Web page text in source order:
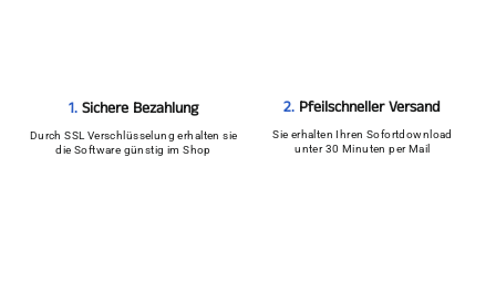
1.Sichere Bezahlung
Durch SSL Verschlüsselung erhalten sie
die Software günstig im Shop
2. Pfeilschneller Versand
Sie erhalten Ihren Sofortdownload
unter 30 Minuten per Mail